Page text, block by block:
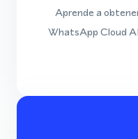
Aprende a
WhatsApp Cloud